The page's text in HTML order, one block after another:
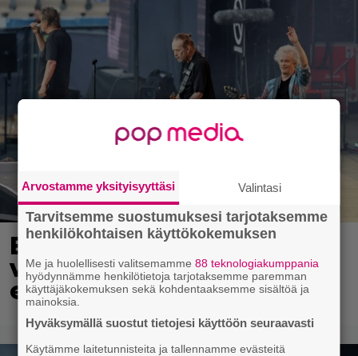
Eppu Normaalin
viimeinen konsertti
esitetään Ylellä
Arvostamme yksityisyyttäsi Valintasi
Tarvitsemme suostumuksesi tarjotaksemme
henkilökohtaisen käyttökokemuksen
Me ja huolellisesti valitsemamme88 teknologiakumppania
hyödynnämme henkilötietoja tarjotaksemme paremman
käyttäjäkokemuksen sekä kohdentaaksemme sisältöä ja
mainoksia.
Hyväksymällä suostut tietojesi käyttöön seuraavasti
Käytämme laitetunnisteita ja tallennamme evästeitä